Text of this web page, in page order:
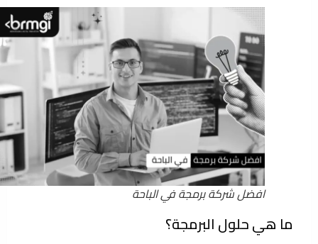
افضل شركة برمجة في الباحة
ما هي حلول البرمجة؟